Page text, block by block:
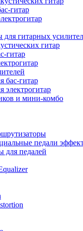
гитар
гитарных
гитар
гитар
бас-гитар
электрогитар
и мини-комбо
педали
для педалей